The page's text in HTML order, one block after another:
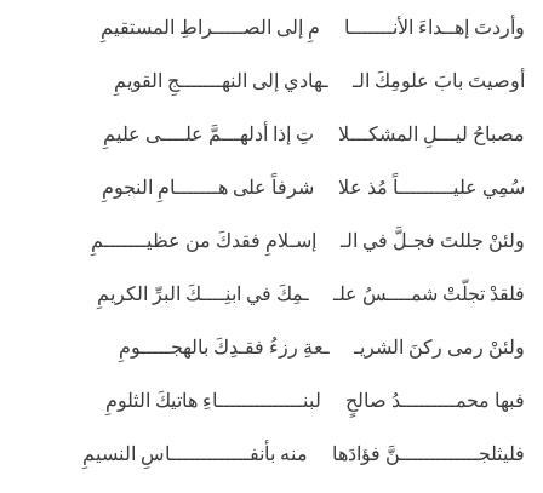
وأردتَ إهــداءَ الأنـــــــا مِ إلى الصـــــراطِ المستقيمِ
أوصيتَ بابَ علومِكَ الـ ـهادي إلى النهـــــــجِ القويمِ
مصباحُ ليـــلِ المشكـــلا تِ إذا أدلهـــمَّ علــــى عليمِ
سُمِي عليـــــــــاً مُذ علا شرفاً على هـــــــامِ النجومِ
ولئنْ جللتَ فجـلَّ في الـ إسـلامِ فقدكَ من عظيـــــــمِ
فلقدْ تجلّتْ شمــــسُ علـ ـمِكَ في ابنِــــكَ البرِّ الكريمِ
ولئنْ رمى ركنَ الشريـ ـعةِ رزءُ فقـدِكَ بالهجـــــومِ
فبها محمـــــــــدُ صالحٍ لبنــــــــــــــاءِ هاتيكَ الثلومِ
فليثلجـــــــــــــنَّ فؤادَها منه بأنفـــــــــــــاسِ النسيمِ